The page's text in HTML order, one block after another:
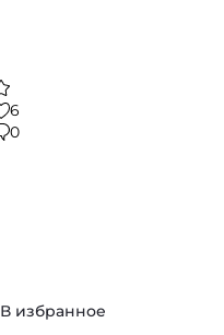
6
0
В избранное